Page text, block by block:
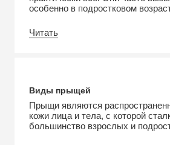
особенно в подростковом
случаях они являются
кожи, но в других относятся к
Читать
Виды прыщей
Прыщи являются
кожи лица и тела, с которой
большинство взрослых и